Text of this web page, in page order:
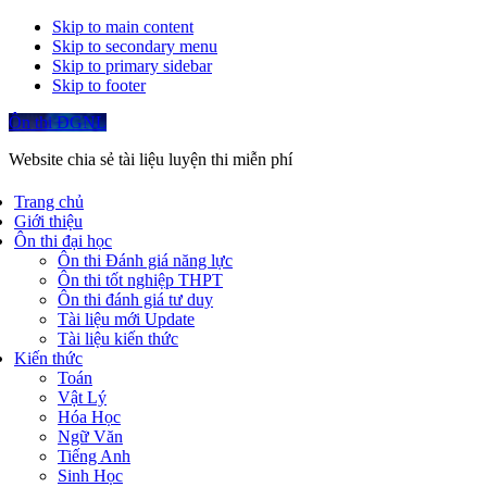
Skip to main content
Skip to secondary menu
Skip to primary sidebar
Skip to footer
Ôn thi ĐGNL
Website chia sẻ tài liệu luyện thi miễn phí
Trang chủ
Giới thiệu
Ôn thi đại học
Ôn thi Đánh giá năng lực
Ôn thi tốt nghiệp THPT
Ôn thi đánh giá tư duy
Tài liệu mới Update
Tài liệu kiến thức
Kiến thức
Toán
Vật Lý
Hóa Học
Ngữ Văn
Tiếng Anh
Sinh Học